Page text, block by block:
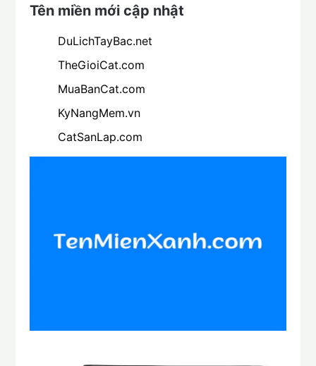
Tên miền mới cập nhật
DuLichTayBac.net
TheGioiCat.com
MuaBanCat.com
KyNangMem.vn
CatSanLap.com